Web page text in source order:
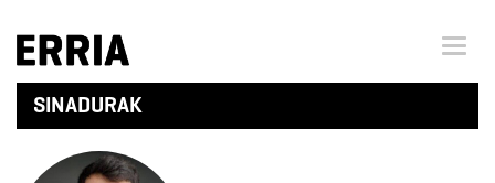
Menu
SINADURAK